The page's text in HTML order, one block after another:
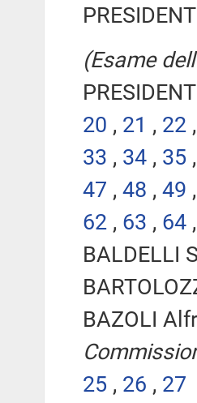
(Esame
20 , 21 , 22
33 , 34 , 35
47 , 48 , 49
62 , 63 , 64
BALDELLI
BAZOLI
25 , 26 , 27